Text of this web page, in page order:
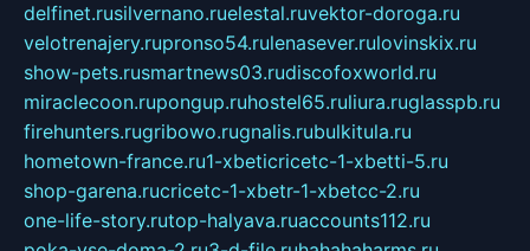
delfinet.rusilvernano.ruelestal.ruvektor-doroga.ru
velotrenajery.rupronso54.rulenasever.rulovinskix.ru
show-pets.rusmartnews03.rudiscofoxworld.ru
miraclecoon.rupongup.ruhostel65.ruliura.ruglasspb.ru
firehunters.rugribowo.rugnalis.rubulkitula.ru
hometown-france.ru1-xbeticricetc-1-xbetti-5.ru
shop-garena.rucricetc-1-xbetr-1-xbetcc-2.ru
one-life-story.rutop-halyava.ruaccounts112.ru